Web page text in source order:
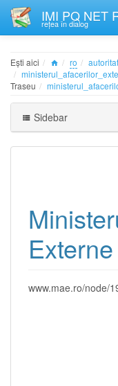
IMI PQ NET
rețea în dialog
Ești aici ro
Traseu
Sidebar
Externe
www.mae.ro/node/